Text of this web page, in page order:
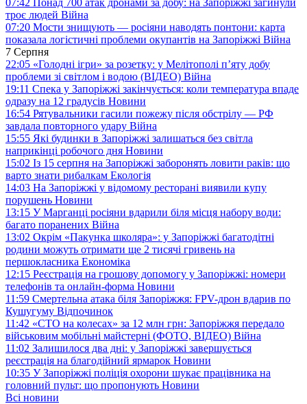
троє людей Війна
07:20 Мости знищують — росіяни наводять понтони: карта
показала логістичні проблеми окупантів на Запоріжжі Війна
7 Серпня
22:05 «Голодні ігри» за розетку: у Мелітополі п’яту добу
проблеми зі світлом і водою (ВІДЕО) Війна
19:11 Спека у Запоріжжі закінчується: коли температура впаде
одразу на 12 градусів Новини
16:54 Рятувальники гасили пожежу після обстрілу — РФ
завдала повторного удару Війна
15:55 Які будинки в Запоріжжі залишаться без світла
наприкінці робочого дня Новини
15:02 Із 15 серпня на Запоріжжі заборонять ловити раків: що
варто знати рибалкам Екологія
14:03 На Запоріжжі у відомому ресторані виявили купу
порушень Новини
13:15 У Марганці росіяни вдарили біля місця набору води:
багато поранених Війна
13:02 Окрім «Пакунка школяра»: у Запоріжжі багатодітні
родини можуть отримати ще 2 тисячі гривень на
першокласника Економіка
12:15 Реєстрація на грошову допомогу у Запоріжжі: номери
телефонів та онлайн-форма Новини
11:59 Смертельна атака біля Запоріжжя: FPV-дрон вдарив по
Кушугуму Відпочинок
11:42 «СТО на колесах» за 12 млн грн: Запоріжжя передало
військовим мобільні майстерні (ФОТО, ВІДЕО) Війна
11:02 Залишилося два дні: у Запоріжжі завершується
реєстрація на благодійний ярмарок Новини
10:35 У Запоріжжі поліція охорони шукає працівника на
головний пульт: що пропонують Новини
Всі новини